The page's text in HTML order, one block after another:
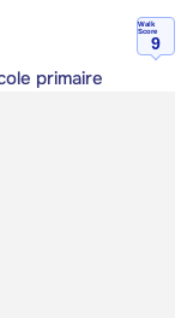
Walk
Score
9
primaire